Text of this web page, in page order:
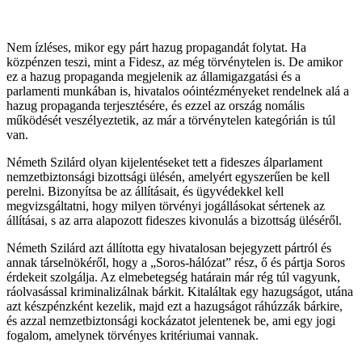
Nem ízléses, mikor egy párt hazug propagandát folytat. Ha
közpénzen teszi, mint a Fidesz, az még törvénytelen is. De amikor
ez a hazug propaganda megjelenik az államigazgatási és a
parlamenti munkában is, hivatalos oóintézményeket rendelnek alá a
hazug propaganda terjesztésére, és ezzel az ország nomális
működését veszélyeztetik, az már a törvénytelen kategórián is túl
van.
Németh Szilárd olyan kijelentéseket tett a fideszes álparlament
nemzetbiztonsági bizottsági ülésén, amelyért egyszerűen be kell
perelni. Bizonyítsa be az állításait, és ügyvédekkel kell
megvizsgáltatni, hogy milyen törvényi jogállásokat sértenek az
állításai, s az arra alapozott fideszes kivonulás a bizottság üléséről.
Németh Szilárd azt állította egy hivatalosan bejegyzett pártról és
annak társelnökéről, hogy a „Soros-hálózat” rész, ő és pártja Soros
érdekeit szolgálja. Az elmebetegség határain már rég túl vagyunk,
ráolvasással kriminalizálnak bárkit. Kitaláltak egy hazugságot, utána
azt készpénzként kezelik, majd ezt a hazugságot ráhúzzák bárkire,
és azzal nemzetbiztonsági kockázatot jelentenek be, ami egy jogi
fogalom, amelynek törvényes kritériumai vannak.